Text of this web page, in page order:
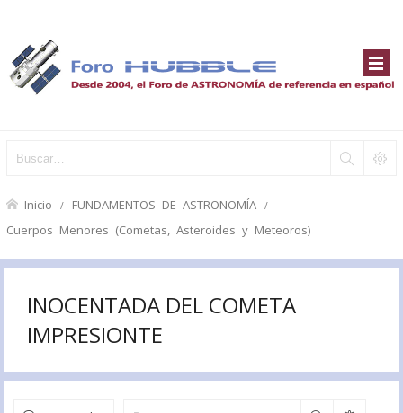
Inicio FUNDAMENTOS DE ASTRONOMÍA
Cuerpos Menores (Cometas, Asteroides y Meteoros)
INOCENTADA DEL COMETA
IMPRESIONTE